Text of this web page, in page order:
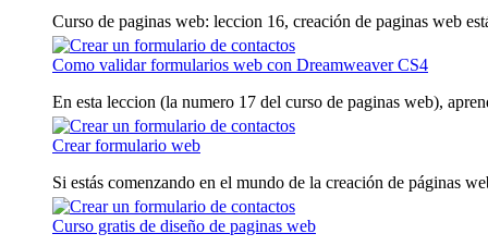
Curso de paginas web: leccion 16, creación de paginas web
Como validar formularios web con Dreamweaver CS4
En esta leccion (la numero 17 del curso de paginas web),
Crear formulario web
Si estás comenzando en el mundo de la creación de páginas
Curso gratis de diseño de paginas web